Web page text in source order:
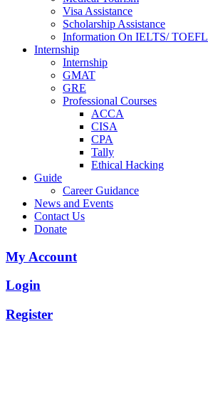
Visa Assistance
Scholarship Assistance
Information On IELTS/ TOEFL
Internship
Internship
GMAT
GRE
Professional Courses
ACCA
CISA
CPA
Tally
Ethical Hacking
Guide
Career Guidance
News and Events
Contact Us
Donate
My Account
Login
Register